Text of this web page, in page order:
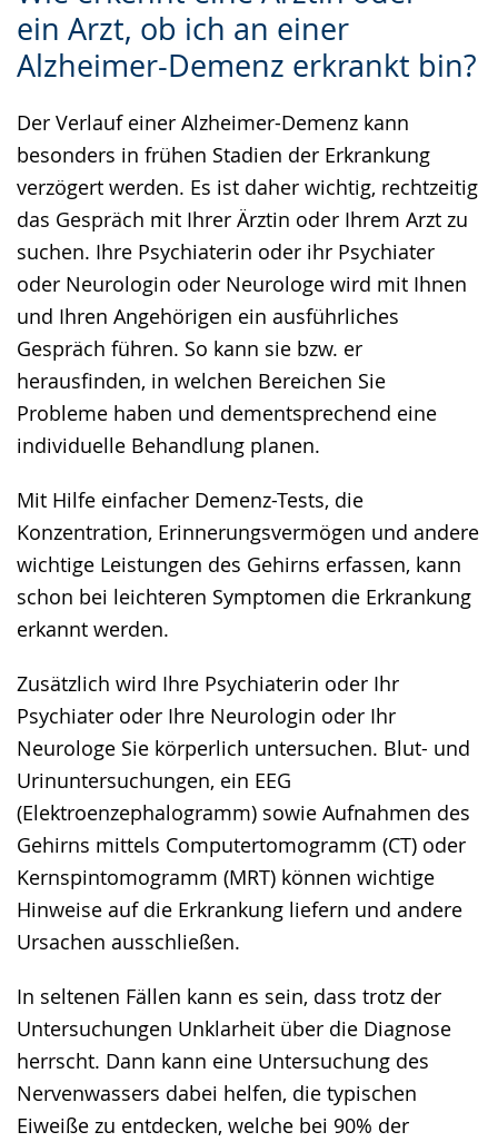
ein Arzt, ob ich an einer
Alzheimer-Demenz erkrankt bin?
Der Verlauf einer Alzheimer-Demenz kann
besonders in frühen Stadien der Erkrankung
verzögert werden. Es ist daher wichtig, rechtzeitig
das Gespräch mit Ihrer Ärztin oder Ihrem Arzt zu
suchen. Ihre Psychiaterin oder ihr Psychiater
oder Neurologin oder Neurologe wird mit Ihnen
und Ihren Angehörigen ein ausführliches
Gespräch führen. So kann sie bzw. er
herausfinden, in welchen Bereichen Sie
Probleme haben und dementsprechend eine
individuelle Behandlung planen.
Mit Hilfe einfacher Demenz-Tests, die
Konzentration, Erinnerungsvermögen und andere
wichtige Leistungen des Gehirns erfassen, kann
schon bei leichteren Symptomen die Erkrankung
erkannt werden.
Zusätzlich wird Ihre Psychiaterin oder Ihr
Psychiater oder Ihre Neurologin oder Ihr
Neurologe Sie körperlich untersuchen. Blut- und
Urinuntersuchungen, ein EEG
(Elektroenzephalogramm) sowie Aufnahmen des
Gehirns mittels Computertomogramm (CT) oder
Kernspintomogramm (MRT) können wichtige
Hinweise auf die Erkrankung liefern und andere
Ursachen ausschließen.
In seltenen Fällen kann es sein, dass trotz der
Untersuchungen Unklarheit über die Diagnose
herrscht. Dann kann eine Untersuchung des
Nervenwassers dabei helfen, die typischen
Eiweiße zu entdecken, welche bei 90% der
Sprache
wechseln.
Unterstützung.
in
Deutscher
wird
angezeigt.